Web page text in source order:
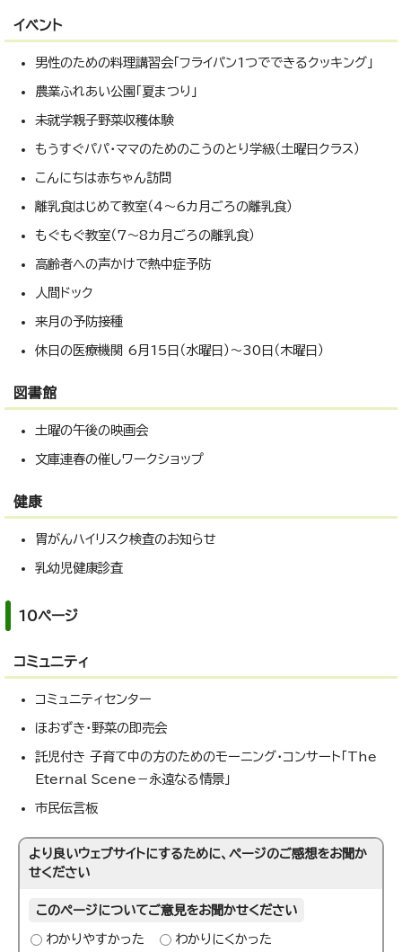
イベント
男性のための料理講習会「フライパン1つでできるクッキング」
農業ふれあい公園「夏まつり」
未就学親子野菜収穫体験
もうすぐパパ・ママのためのこうのとり学級（土曜日クラス）
こんにちは赤ちゃん訪問
離乳食はじめて教室（4～6カ月ごろの離乳食）
もぐもぐ教室（7～8カ月ごろの離乳食）
高齢者への声かけで熱中症予防
人間ドック
来月の予防接種
休日の医療機関 6月15日（水曜日）～30日（木曜日）
図書館
土曜の午後の映画会
文庫連春の催しワークショップ
健康
胃がんハイリスク検査のお知らせ
乳幼児健康診査
10ページ
コミュニティ
コミュニティセンター
ほおずき・野菜の即売会
託児付き 子育て中の方のためのモーニング・コンサート「The
Eternal Scene－永遠なる情景」
市民伝言板
より良いウェブサイトにするために、ページのご感想をお聞か
せください
このページについてご意見をお聞かせください
わかりやすかった わかりにくかった